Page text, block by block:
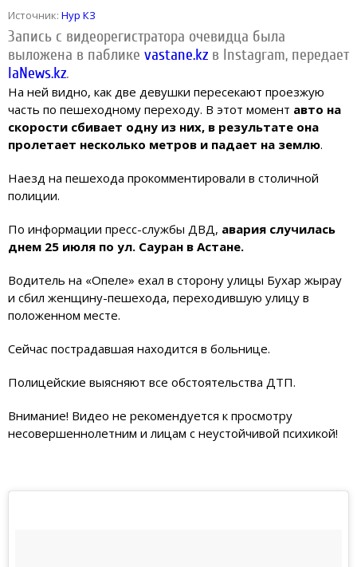
Источник: Нур КЗ
Запись с видеорегистратора очевидца была
выложена в паблике vastane.kz в Instagram, передает
IaNews.kz.
На ней видно, как две девушки пересекают проезжую
часть по пешеходному переходу. В этот момент авто на
скорости сбивает одну из них, в результате она
пролетает несколько метров и падает на землю.
Наезд на пешехода прокомментировали в столичной
полиции.
По информации пресс-службы ДВД, авария случилась
днем 25 июля по ул. Сауран в Астане.
Водитель на «Опеле» ехал в сторону улицы Бухар жырау
и сбил женщину-пешехода, переходившую улицу в
положенном месте.
Сейчас пострадавшая находится в больнице.
Полицейские выясняют все обстоятельства ДТП.
Внимание! Видео не рекомендуется к просмотру
несовершеннолетним и лицам с неустойчивой психикой!